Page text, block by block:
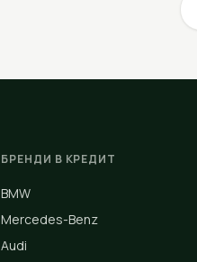
БРЕНДИ В КРЕДИТ
BMW
Mercedes-Benz
Audi